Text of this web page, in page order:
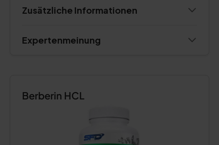
Zusätzliche Informationen
Expertenmeinung
Berberin HCL